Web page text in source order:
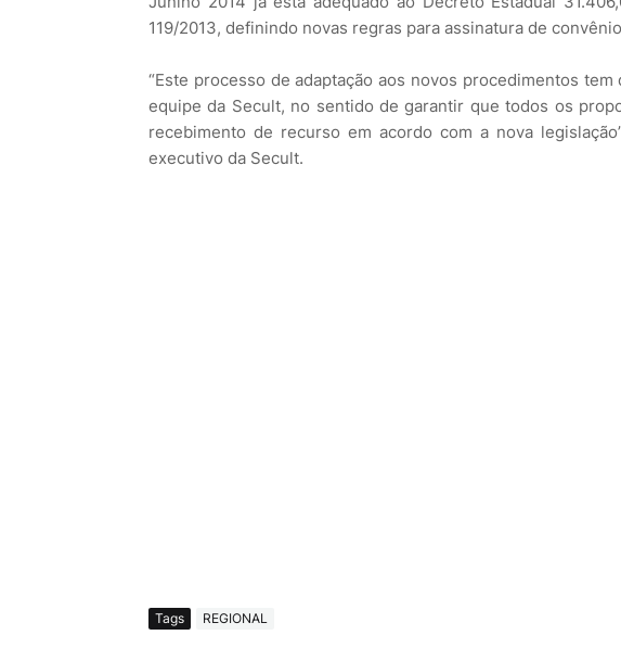
119/2013, definindo novas regras para assinatura de
“Este processo de adaptação aos novos procedimentos
equipe da Secult, no sentido de garantir que todos os
recebimento de recurso em acordo com a nova
executivo da Secult.
Tags REGIONAL